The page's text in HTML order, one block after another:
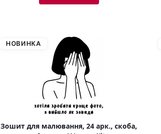
НОВИНКА
Зошит для малювання, 24 арк., скоба,